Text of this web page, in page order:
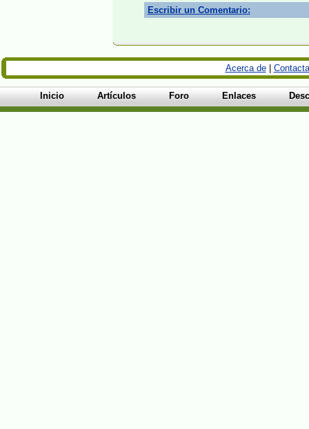
Escribir un Comentario:
Acerca de|
Inicio Artículos Foro Enlaces